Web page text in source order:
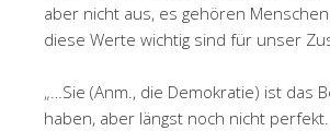
aber nicht aus, es gehören
diese Werte wichtig sind für unser
„…Sie (Anm., die Demokratie) ist das
haben, aber längst noch nicht